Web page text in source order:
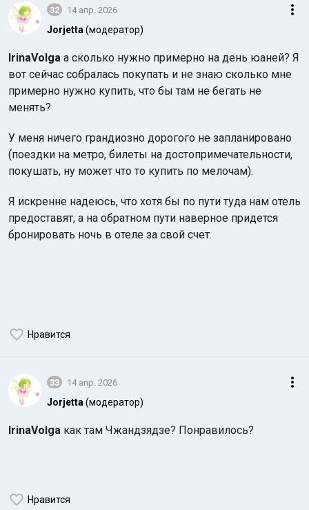
32 14 апр. 2026
Jorjetta (модератор)
IrinaVolga а сколько нужно примерно на день юаней? Я
вот сейчас собралась покупать и не знаю сколько мне
примерно нужно купить, что бы там не бегать не
менять?
У меня ничего грандиозно дорогого не запланировано
(поездки на метро, билеты на достопримечательности,
покушать, ну может что то купить по мелочам).
Я искренне надеюсь, что хотя бы по пути туда нам отель
предоставят, а на обратном пути наверное придется
бронировать ночь в отеле за свой счет.
Нравится
33 14 апр. 2026
Jorjetta (модератор)
IrinaVolga как там Чжандзядзе? Понравилось?
Нравится